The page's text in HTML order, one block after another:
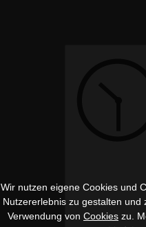
Wir nutzen eigene Cookies und
Nutzererlebnis zu gestalten
Verwendung von Cookies zu.